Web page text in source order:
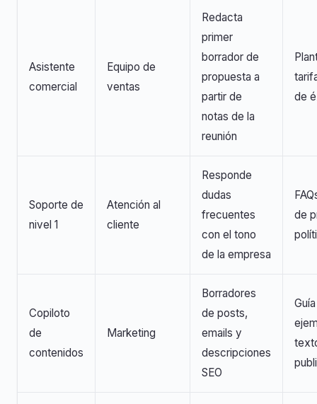
Asistente
comercial
Equipo de
ventas
Redacta
primer
borrador de
propuesta a
partir de
notas de la
reunión
de
Soporte de
nivel 1
Atención al
cliente
Responde
dudas
frecuentes
con el tono
de la empresa
de
Copiloto
de
contenidos
Marketing
Borradores
de posts,
emails y
descripciones
SEO